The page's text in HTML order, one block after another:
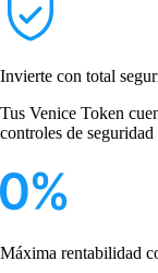
Invierte con total
Tus Venice Token
controles de
Máxima rentabilidad